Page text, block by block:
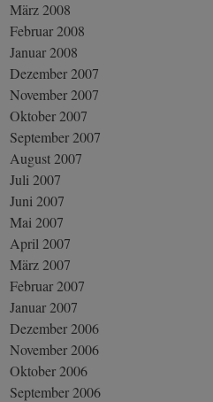
März 2008
Februar 2008
Januar 2008
Dezember 2007
November 2007
Oktober 2007
September 2007
August 2007
Juli 2007
Juni 2007
Mai 2007
April 2007
März 2007
Februar 2007
Januar 2007
Dezember 2006
November 2006
Oktober 2006
September 2006